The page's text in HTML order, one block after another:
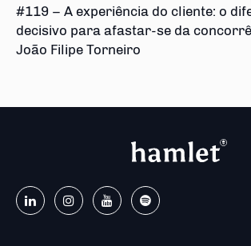
#119 – A experiência do cliente: o
decisivo para afastar-se da
João Filipe Torneiro